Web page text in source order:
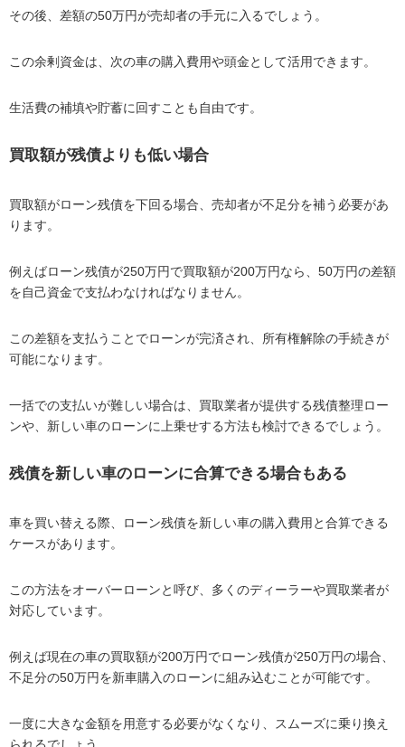
その後、差額の50万円が売却者の手元に入るでしょう。
この余剰資金は、次の車の購入費用や頭金として活用できます。
生活費の補填や貯蓄に回すことも自由です。
買取額が残債よりも低い場合
買取額がローン残債を下回る場合、売却者が不足分を補う必要があ
ります。
例えばローン残債が250万円で買取額が200万円なら、50万円の差額
を自己資金で支払わなければなりません。
この差額を支払うことでローンが完済され、所有権解除の手続きが
可能になります。
一括での支払いが難しい場合は、買取業者が提供する残債整理ロー
ンや、新しい車のローンに上乗せする方法も検討できるでしょう。
残債を新しい車のローンに合算できる場合もある
車を買い替える際、ローン残債を新しい車の購入費用と合算できる
ケースがあります。
この方法をオーバーローンと呼び、多くのディーラーや買取業者が
対応しています。
例えば現在の車の買取額が200万円でローン残債が250万円の場合、
不足分の50万円を新車購入のローンに組み込むことが可能です。
一度に大きな金額を用意する必要がなくなり、スムーズに乗り換え
られるでしょう。